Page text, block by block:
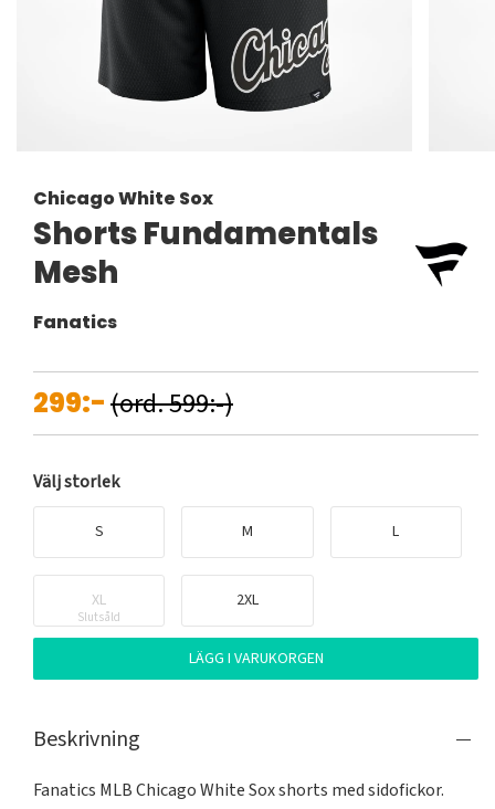
Chicago White Sox
Shorts Fundamentals
Mesh
Fanatics
299:-(ord. 599:-)
Välj storlek
S M L
XL
Slutsåld
2XL
LÄGG I VARUKORGEN
Beskrivning
Fanatics MLB Chicago White Sox shorts med sidofickor.